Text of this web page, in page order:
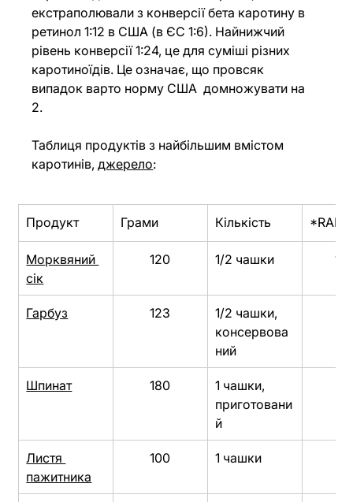
екстраполювали з конверсії бета каротину в
ретинол 1:12 в США (в ЄС 1:6). Найнижчий
рівень конверсії 1:24, це для суміші різних
каротиноїдів. Це означає, що провсяк
випадок варто норму США  домножувати на
2.
Таблиця продуктів з найбільшим вмістом
каротинів, джерело:
Продукт Грами Кількість *RAE
Морквяний
сік
120 1/2 чашки 1
Гарбуз 123
1/2 чашки,
консервова
ний
Шпинат 180
1 чашки,
приготовани
й
Листя
пажитника
100 1 чашки